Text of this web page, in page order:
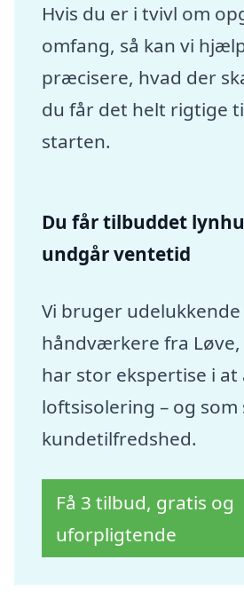
Hvis du er i tvivl om
omfang, så kan vi
præcisere, hvad der
du får det helt rigtige
starten.
Du får tilbuddet
undgår ventetid
Vi bruger
håndværkere fra Løve,
har stor ekspertise i at
loftsisolering – og
kundetilfredshed.
Få 3 tilbud, gratis og
uforpligtende